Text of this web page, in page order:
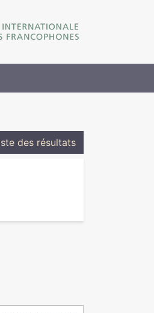
des résultats